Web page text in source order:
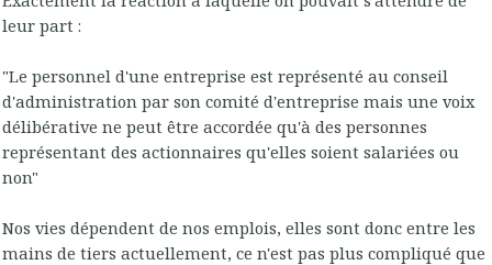
leur part :
"Le personnel d'une entreprise est représenté au conseil
d'administration par son comité d'entreprise mais une voix
délibérative ne peut être accordée qu'à des personnes
représentant des actionnaires qu'elles soient salariées ou
non"
Nos vies dépendent de nos emplois, elles sont donc entre les
mains de tiers actuellement, ce n'est pas plus compliqué que